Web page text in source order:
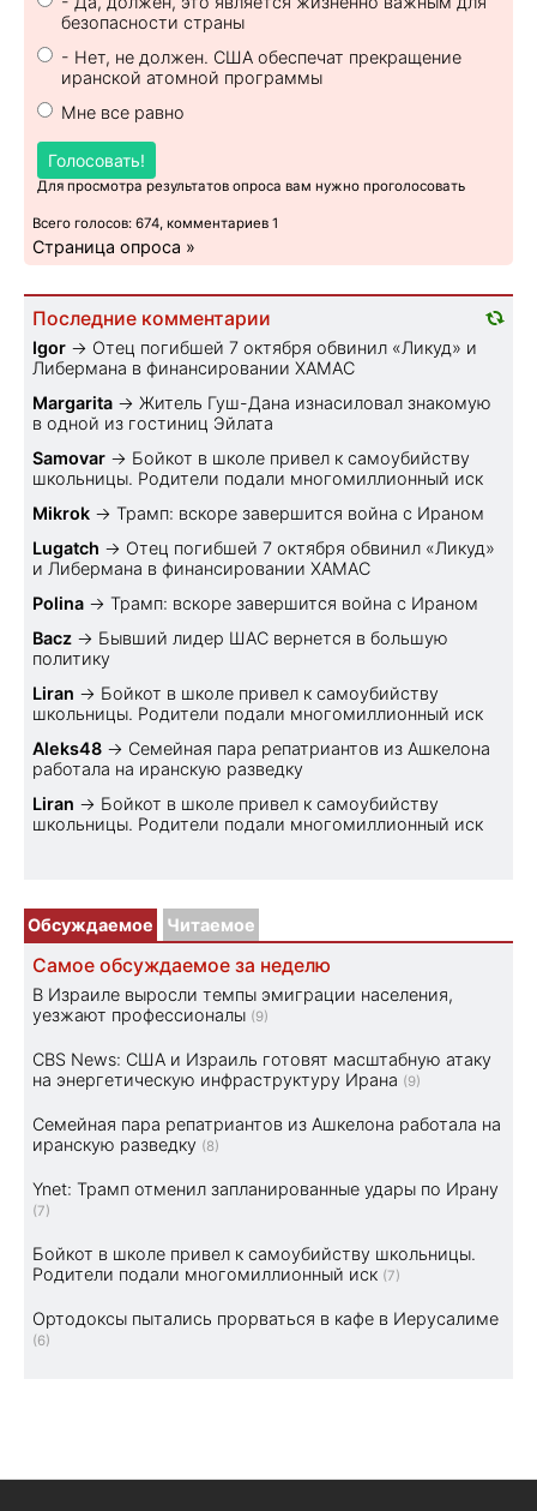
безопасности страны
- Нет, не должен. США обеспечат прекращение
иранской атомной программы
Мне все равно
Голосовать!
Для просмотра результатов опроса вам нужно проголосовать
Всего голосов: 674, комментариев 1
Страница опроса »
Последние комментарии
Igor → Отец погибшей 7 октября обвинил «Ликуд» и
Либермана в финансировании ХАМАС
Margarita → Житель Гуш-Дана изнасиловал знакомую
в одной из гостиниц Эйлата
Samovar → Бойкот в школе привел к самоубийству
школьницы. Родители подали многомиллионный иск
Mikrok → Трамп: вскоре завершится война с Ираном
Lugatch → Отец погибшей 7 октября обвинил «Ликуд»
и Либермана в финансировании ХАМАС
Polina → Трамп: вскоре завершится война с Ираном
Bacz → Бывший лидер ШАС вернется в большую
политику
Liran → Бойкот в школе привел к самоубийству
школьницы. Родители подали многомиллионный иск
Aleks48 → Семейная пара репатриантов из Ашкелона
работала на иранскую разведку
Liran → Бойкот в школе привел к самоубийству
школьницы. Родители подали многомиллионный иск
Обсуждаемое Читаемое
Самое обсуждаемое за неделю
В Израиле выросли темпы эмиграции населения,
уезжают профессионалы (9)
CBS News: США и Израиль готовят масштабную атаку
на энергетическую инфраструктуру Ирана (9)
Семейная пара репатриантов из Ашкелона работала на
иранскую разведку (8)
Ynet: Трамп отменил запланированные удары по Ирану
(7)
Бойкот в школе привел к самоубийству школьницы.
Родители подали многомиллионный иск (7)
Ортодоксы пытались прорваться в кафе в Иерусалиме
(6)